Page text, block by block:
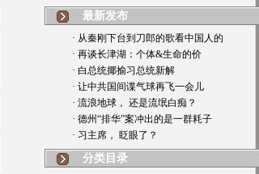
最新发布
· 从秦刚下台到刀郎的歌看中国人的
· 再谈长津湖：个体&生命的价
· 白总统揶揄习总统新解
· 让中共国间谍气球再飞一会儿
· 流浪地球， 还是流氓白痴？
· 德州“排华”案冲出的是一群耗子
· 习主席， 眨眼了？
分类目录